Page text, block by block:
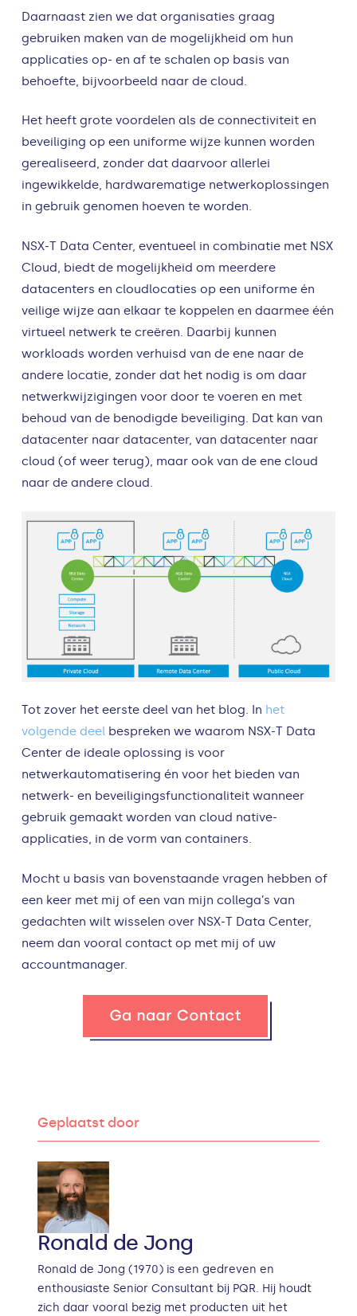
Daarnaast zien we dat organisaties graag
gebruiken maken van de mogelijkheid om hun
applicaties op- en af te schalen op basis van
behoefte, bijvoorbeeld naar de cloud.
Het heeft grote voordelen als de connectiviteit en
beveiliging op een uniforme wijze kunnen worden
gerealiseerd, zonder dat daarvoor allerlei
ingewikkelde, hardwarematige netwerkoplossingen
in gebruik genomen hoeven te worden.
NSX-T Data Center, eventueel in combinatie met NSX
Cloud, biedt de mogelijkheid om meerdere
datacenters en cloudlocaties op een uniforme én
veilige wijze aan elkaar te koppelen en daarmee één
virtueel netwerk te creëren. Daarbij kunnen
workloads worden verhuisd van de ene naar de
andere locatie, zonder dat het nodig is om daar
netwerkwijzigingen voor door te voeren en met
behoud van de benodigde beveiliging. Dat kan van
datacenter naar datacenter, van datacenter naar
cloud (of weer terug), maar ook van de ene cloud
naar de andere cloud.
Tot zover het eerste deel van het blog. In het
volgende deelbespreken we waarom NSX-T Data
Center de ideale oplossing is voor
netwerkautomatisering én voor het bieden van
netwerk- en beveiligingsfunctionaliteit wanneer
gebruik gemaakt worden van cloud native-
applicaties, in de vorm van containers.
Mocht u basis van bovenstaande vragen hebben of
een keer met mij of een van mijn collega’s van
gedachten wilt wisselen over NSX-T Data Center,
neem dan vooral contact op met mij of uw
accountmanager.
Geplaatst door
Ronald de Jong
Ronald de Jong (1970) is een gedreven en
enthousiaste Senior Consultant bij PQR. Hij houdt
zich daar vooral bezig met producten uit het